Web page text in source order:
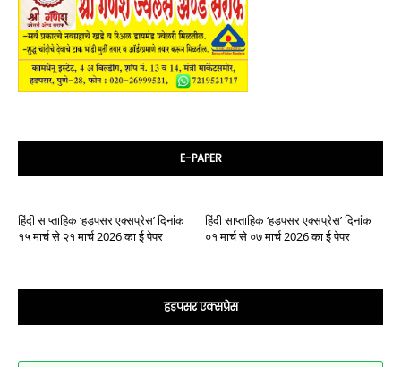
E-PAPER
हिंदी साप्ताहिक ‘हड़पसर एक्सप्रेस’ दिनांक
१५ मार्च से २१ मार्च 2026 का ई पेपर
हिंदी साप्ताहिक ‘हड़पसर एक्सप्रेस’ दिनांक
०१ मार्च से ०७ मार्च 2026 का ई पेपर
हड़पसर एक्सप्रेस